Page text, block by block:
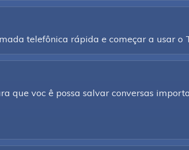
telefônica rápida e começar a usar o
que voc ê possa salvar conversas